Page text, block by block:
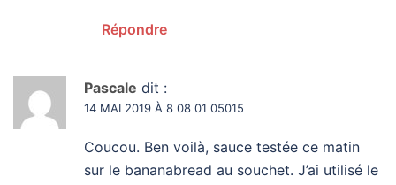
Répondre
Pascale dit :
14 MAI 2019 À 8 08 01 05015
Coucou. Ben voilà, sauce testée ce matin
sur le bananabread au souchet. J’ai utilisé le